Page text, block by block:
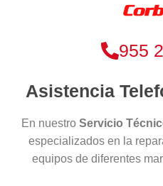
955
Asistencia
En nuestro Servicio
especializados en la
equipos de diferentes